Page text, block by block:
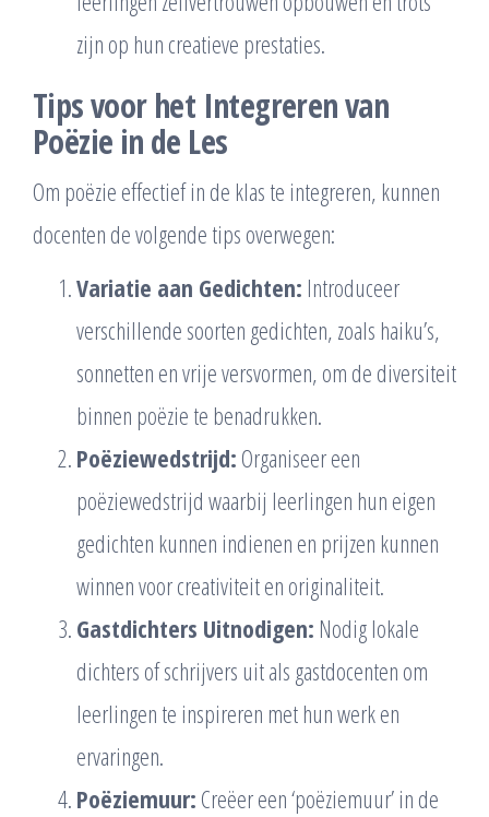
zijn op hun creatieve prestaties.
Tips voor het Integreren van
Poëzie in de Les
Om poëzie effectief in de klas te integreren, kunnen
docenten de volgende tips overwegen:
Variatie aan Gedichten: Introduceer
verschillende soorten gedichten, zoals haiku’s,
sonnetten en vrije versvormen, om de diversiteit
binnen poëzie te benadrukken.
Poëziewedstrijd: Organiseer een
poëziewedstrijd waarbij leerlingen hun eigen
gedichten kunnen indienen en prijzen kunnen
winnen voor creativiteit en originaliteit.
Gastdichters Uitnodigen: Nodig lokale
dichters of schrijvers uit als gastdocenten om
leerlingen te inspireren met hun werk en
ervaringen.
Poëziemuur: Creëer een ‘poëziemuur’ in de